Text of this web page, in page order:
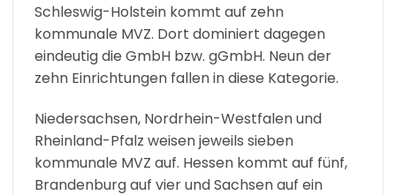
Schleswig-Holstein kommt auf zehn
kommunale MVZ. Dort dominiert dagegen
eindeutig die GmbH bzw. gGmbH. Neun der
zehn Einrichtungen fallen in diese Kategorie.
Niedersachsen, Nordrhein-Westfalen und
Rheinland-Pfalz weisen jeweils sieben
kommunale MVZ auf. Hessen kommt auf fünf,
Brandenburg auf vier und Sachsen auf ein